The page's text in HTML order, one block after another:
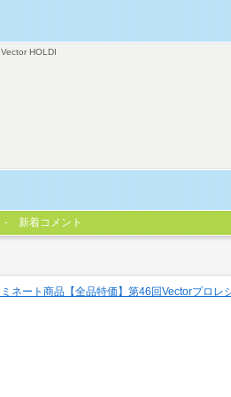
Vector HOLDI
新着コメント